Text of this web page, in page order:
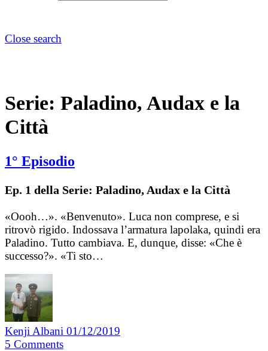
Close search
Serie: Paladino, Audax e la
Città
1° Episodio
Ep. 1 della Serie: Paladino, Audax e la Città
«Oooh…». «Benvenuto». Luca non comprese, e si
ritrovò rigido. Indossava l’armatura lapolaka, quindi era
Paladino. Tutto cambiava. E, dunque, disse: «Che è
successo?». «Ti sto…
Kenji Albani 01/12/2019
5 Comments